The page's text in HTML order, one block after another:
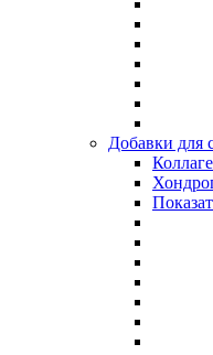
Добавки для